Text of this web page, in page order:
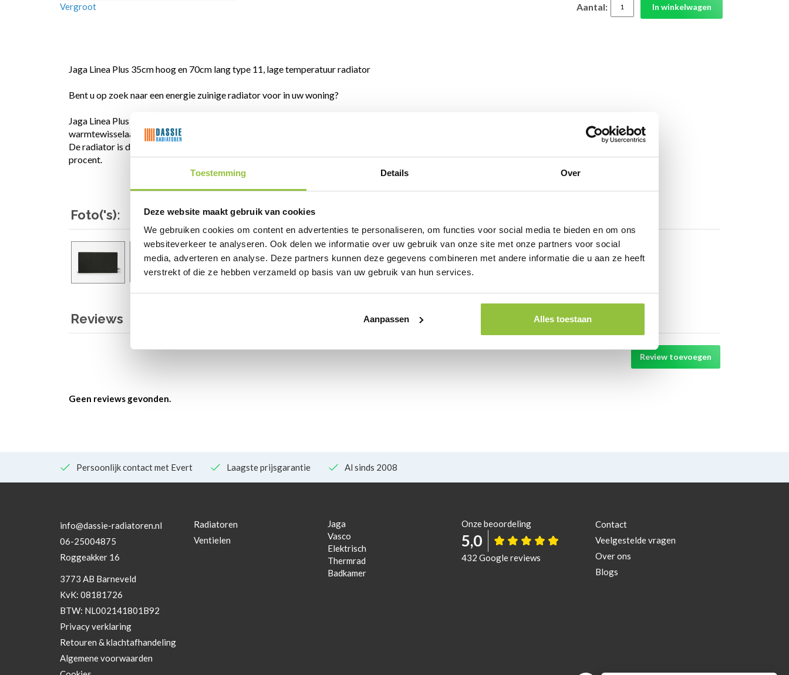
Toestemming Details Over
Deze website maakt gebruik van cookies
We gebruiken cookies om content en advertenties te personaliseren, om functies voor social media te bieden en om ons
websiteverkeer te analyseren. Ook delen we informatie over uw gebruik van onze site met onze partners voor social
media, adverteren en analyse. Deze partners kunnen deze gegevens combineren met andere informatie die u aan ze heeft
verstrekt of die ze hebben verzameld op basis van uw gebruik van hun services.
Aanpassen Alles toestaan
Vergroot Aantal: In winkelwagen
Jaga Linea Plus 35cm hoog en 70cm lang type 11, lage temperatuur radiator
Bent u op zoek naar een energie zuinige radiator voor in uw woning?
Jaga Linea Plus beschikt over de
warmtewisselaar voor een lager energieverbruik en een maximale warmteafgifte.
De radiator is daarmee de zuinigste LT-radiator met een besparing tot wel 16
procent.
Foto('s):
Reviews
Review toevoegen
Geen reviews gevonden.
Persoonlijk contact met Evert Laagste prijsgarantie Al sinds 2008
Radiatoren
Ventielen
Contact
Veelgestelde vragen
Over ons
Blogs
Jaga
Vasco
Elektrisch
Thermrad
Badkamer
info@dassie-radiatoren.nl
06-25004875
Roggeakker 16
3773 AB Barneveld
KvK: 08181726
BTW: NL002141801B92
Privacy verklaring
Retouren & klachtafhandeling
Algemene voorwaarden
Onze beoordeling
5,0
432 Google reviews